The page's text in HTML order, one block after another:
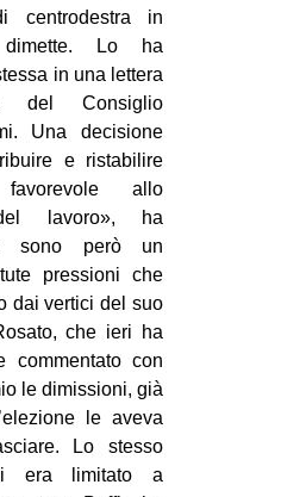
ARTE
centrodestra in
Lo ha
in una lettera
del Consiglio
Una decisione
e ristabilire
allo
lavoro», ha
sono però un
pressioni che
dai vertici del suo
che ieri ha
commentato con
le dimissioni, già
le aveva
Lo stesso
era limitato a